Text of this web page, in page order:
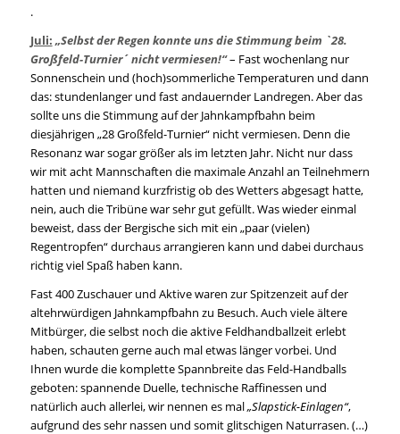
.
Juli: „Selbst der Regen konnte uns die Stimmung beim `28.
Großfeld-Turnier´ nicht vermiesen!“– Fast wochenlang nur
Sonnenschein und (hoch)sommerliche Temperaturen und dann
das: stundenlanger und fast andauernder Landregen. Aber das
sollte uns die Stimmung auf der Jahnkampfbahn beim
diesjährigen „28 Großfeld-Turnier“ nicht vermiesen. Denn die
Resonanz war sogar größer als im letzten Jahr. Nicht nur dass
wir mit acht Mannschaften die maximale Anzahl an Teilnehmern
hatten und niemand kurzfristig ob des Wetters abgesagt hatte,
nein, auch die Tribüne war sehr gut gefüllt. Was wieder einmal
beweist, dass der Bergische sich mit ein „paar (vielen)
Regentropfen“ durchaus arrangieren kann und dabei durchaus
richtig viel Spaß haben kann.
Fast 400 Zuschauer und Aktive waren zur Spitzenzeit auf der
altehrwürdigen Jahnkampfbahn zu Besuch. Auch viele ältere
Mitbürger, die selbst noch die aktive Feldhandballzeit erlebt
haben, schauten gerne auch mal etwas länger vorbei. Und
Ihnen wurde die komplette Spannbreite das Feld-Handballs
geboten: spannende Duelle, technische Raffinessen und
natürlich auch allerlei, wir nennen es mal„Slapstick-Einlagen“,
aufgrund des sehr nassen und somit glitschigen Naturrasen. (…)